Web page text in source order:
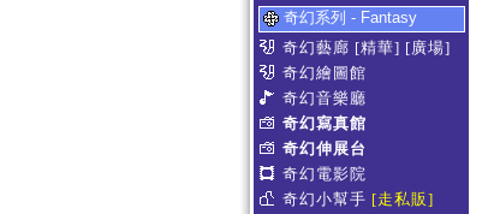
奇幻系列 - Fantasy
奇幻藝廊 [精華] [廣場]
奇幻繪圖館
奇幻音樂廳
奇幻寫真館
奇幻伸展台
奇幻電影院
奇幻小幫手 [走私販]